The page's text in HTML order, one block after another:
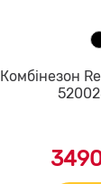
Комбінезон